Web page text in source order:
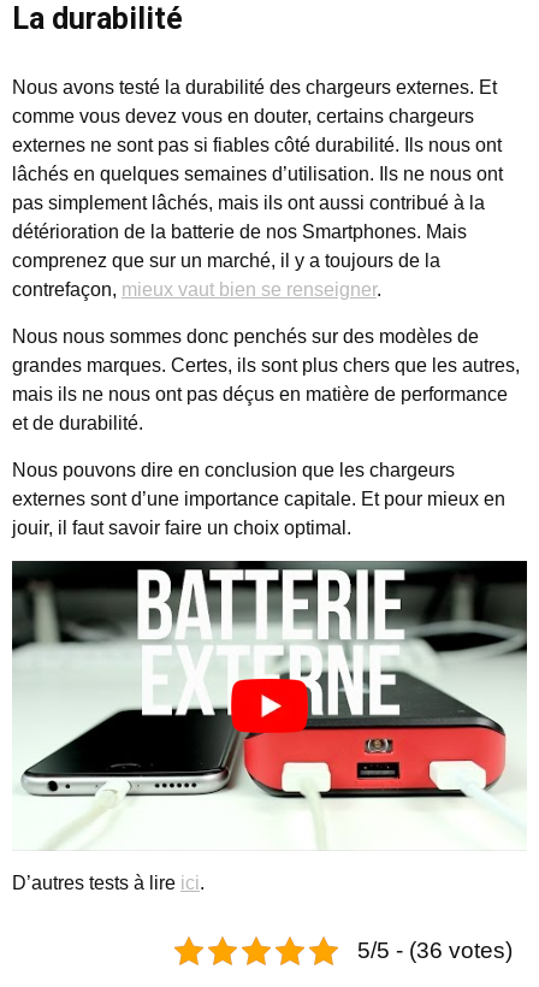
La durabilité
Nous avons testé la durabilité des chargeurs externes. Et
comme vous devez vous en douter, certains chargeurs
externes ne sont pas si fiables côté durabilité. Ils nous ont
lâchés en quelques semaines d’utilisation. Ils ne nous ont
pas simplement lâchés, mais ils ont aussi contribué à la
détérioration de la batterie de nos Smartphones. Mais
comprenez que sur un marché, il y a toujours de la
contrefaçon, mieux vaut bien se renseigner.
Nous nous sommes donc penchés sur des modèles de
grandes marques. Certes, ils sont plus chers que les autres,
mais ils ne nous ont pas déçus en matière de performance
et de durabilité.
Nous pouvons dire en conclusion que les chargeurs
externes sont d’une importance capitale. Et pour mieux en
jouir, il faut savoir faire un choix optimal.
D’autres tests à lire ici.
5/5 - (36 votes)